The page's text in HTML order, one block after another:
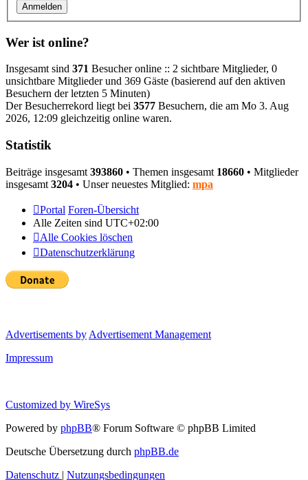
Wer ist online?
Insgesamt sind 371 Besucher online :: 2 sichtbare Mitglieder, 0
unsichtbare Mitglieder und 369 Gäste (basierend auf den aktiven
Besuchern der letzten 5 Minuten)
Der Besucherrekord liegt bei 3577 Besuchern, die am Mo 3. Aug
2026, 12:09 gleichzeitig online waren.
Statistik
Beiträge insgesamt 393860 • Themen insgesamt 18660 • Mitglieder
insgesamt 3204 • Unser neuestes Mitglied: mpa
Portal Foren-Übersicht
Alle Zeiten sind UTC+02:00
Alle Cookies löschen
Datenschutzerklärung
Advertisements by Advertisement Management
Impressum
Customized by WireSys
Powered by phpBB® Forum Software © phpBB Limited
Deutsche Übersetzung durch phpBB.de
Datenschutz | Nutzungsbedingungen